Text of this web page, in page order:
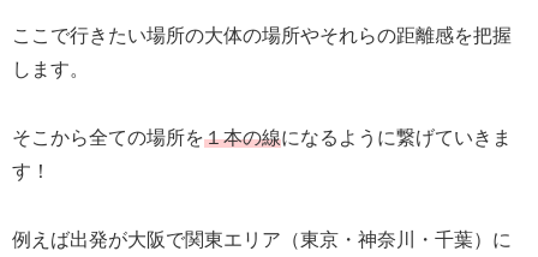
ここで行きたい場所の大体の場所やそれらの距離感を把握
します。
そこから全ての場所を１本の線になるように繋げていきま
す！
例えば出発が大阪で関東エリア（東京・神奈川・千葉）に